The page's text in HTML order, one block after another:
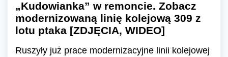
„Kudowianka” w remoncie. Zobacz
modernizowaną linię kolejową 309 z
lotu ptaka [ZDJĘCIA, WIDEO]
Ruszyły już prace modernizacyjne linii kolejowej